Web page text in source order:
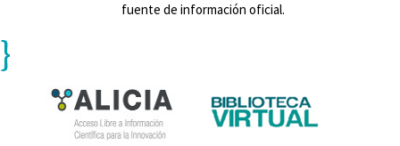
fuente de información oficial.
}